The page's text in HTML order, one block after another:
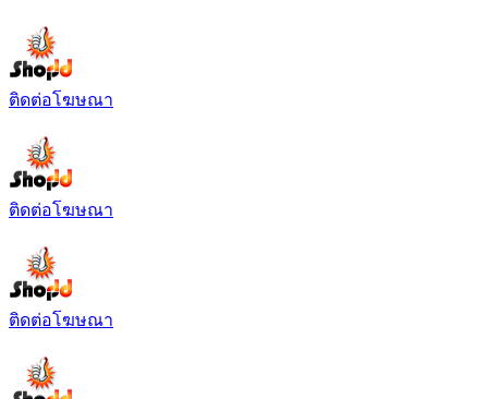
ติดต่อโฆษณา
ติดต่อโฆษณา
ติดต่อโฆษณา